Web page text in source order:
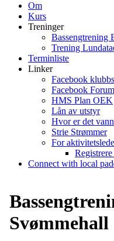
Om
Kurs
Treninger
Bassengtrening
Trening
Terminliste
Linker
Facebook
Facebook Forum
HMS Plan OEK
Lån av utstyr
Hvor er det
Strie Strømmer
For
Connect with local
Svømmehall